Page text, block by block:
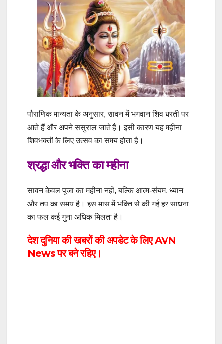
पौराणिक मान्यता के अनुसार, सावन में भगवान शिव धरती पर
आते हैं और अपने ससुराल जाते हैं। इसी कारण यह महीना
शिवभक्तों के लिए उत्सव का समय होता है।
श्रद्धा और भक्ति का महीना
सावन केवल पूजा का महीना नहीं, बल्कि आत्म-संयम, ध्यान
और तप का समय है। इस मास में भक्ति से की गई हर साधना
का फल कई गुना अधिक मिलता है।
देश दुनिया की खबरों की अपडेट के लिएAVN
Newsपर बने रहिए।